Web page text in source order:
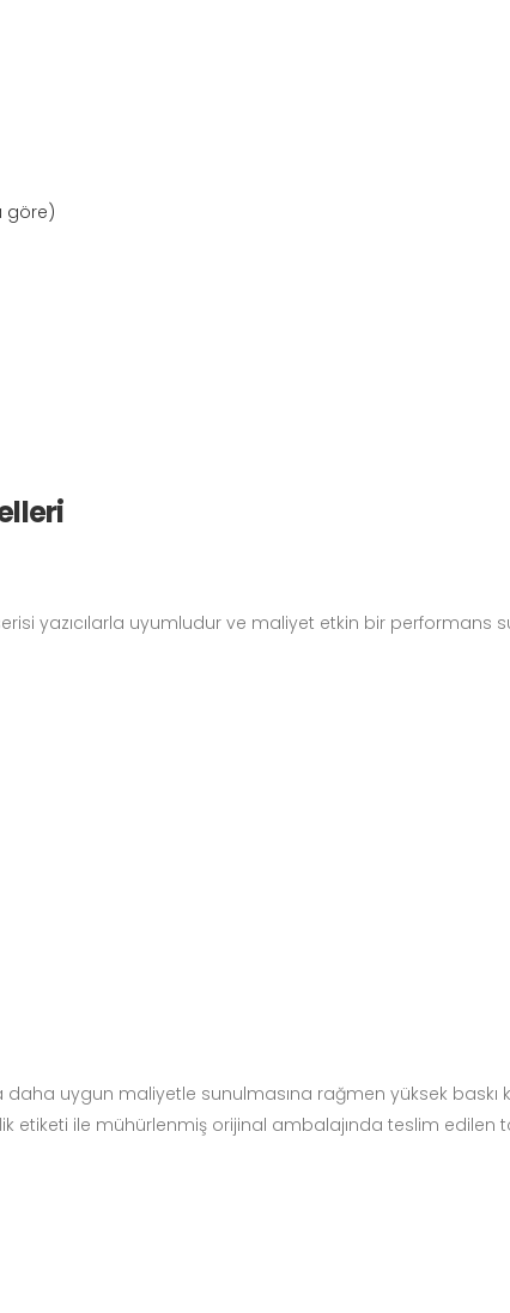
göre)
serisi yazıcılarla uyumludur ve maliyet etkin bir performans
daha uygun maliyetle sunulmasına rağmen yüksek
ile mühürlenmiş orijinal ambalajında teslim edilen